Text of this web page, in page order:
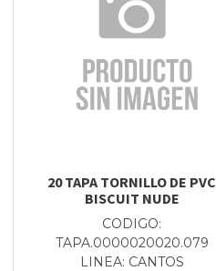
20 TAPA TORNILLO DE PVC
BISCUIT NUDE
CODIGO:
TAPA.0000020020.079
LINEA: CANTOS